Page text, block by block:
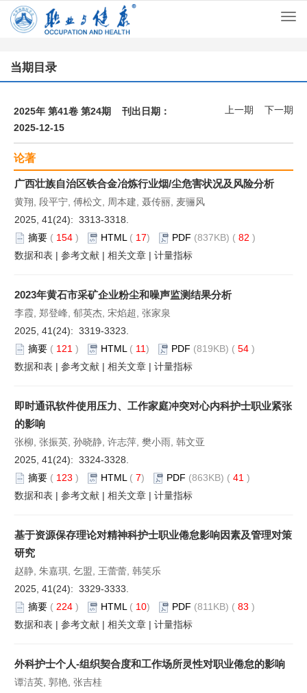
当期目录
2025年 第41卷 第24期 刊出日期：
2025-12-15
上一期 下一期
论著
广西壮族自治区铁合金冶炼行业烟/尘危害状况及风险分析
黄翔, 段平宁, 傅松文, 周本建, 聂传丽, 麦骊风
2025, 41(24): 3313-3318.
摘要 ( 154 ) HTML ( 17) PDF (837KB) ( 82 )
数据和表 | 参考文献 | 相关文章 | 计量指标
2023年黄石市采矿企业粉尘和噪声监测结果分析
李霞, 郑登峰, 郁英杰, 宋焰超, 张家泉
2025, 41(24): 3319-3323.
摘要 ( 121 ) HTML ( 11) PDF (819KB) ( 54 )
数据和表 | 参考文献 | 相关文章 | 计量指标
即时通讯软件使用压力、工作家庭冲突对心内科护士职业紧张
的影响
张柳, 张振英, 孙晓静, 许志萍, 樊小雨, 韩文亚
2025, 41(24): 3324-3328.
摘要 ( 123 ) HTML ( 7) PDF (863KB) ( 41 )
数据和表 | 参考文献 | 相关文章 | 计量指标
基于资源保存理论对精神科护士职业倦怠影响因素及管理对策
研究
赵静, 朱嘉琪, 乞盟, 王蕾蕾, 韩笑乐
2025, 41(24): 3329-3333.
摘要 ( 224 ) HTML ( 10) PDF (811KB) ( 83 )
数据和表 | 参考文献 | 相关文章 | 计量指标
外科护士个人-组织契合度和工作场所灵性对职业倦怠的影响
谭洁英, 郭艳, 张吉桂